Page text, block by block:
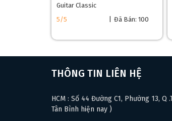
Guitar Classic
5/5
Đã Bán: 100
THÔNG TIN LIÊN HỆ
HCM : Số 44 Đường C1, Phường 13, Q
Tân Bình hiện nay )